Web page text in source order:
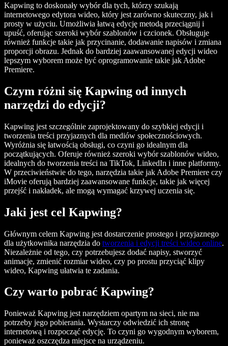
Kapwing to doskonały wybór dla tych, którzy szukają
internetowego edytora wideo, który jest zarówno skuteczny, jak i
prosty w użyciu. Umożliwia łatwą edycję metodą przeciągnij i
upuść, oferując szeroki wybór szablonów i czcionek. Obsługuje
również funkcje takie jak przycinanie, dodawanie napisów i zmiana
proporcji obrazu. Jednak do bardziej zaawansowanej edycji wideo
lepszym wyborem może być oprogramowanie takie jak Adobe
Premiere.
Czym różni się Kapwing od innych
narzędzi do edycji?
Kapwing jest szczególnie zaprojektowany do szybkiej edycji i
tworzenia treści przyjaznych dla mediów społecznościowych.
Wyróżnia się łatwością obsługi, co czyni go idealnym dla
początkujących. Oferuje również szeroki wybór szablonów wideo,
idealnych do tworzenia treści na TikTok, LinkedIn i inne platformy.
W przeciwieństwie do tego, narzędzia takie jak Adobe Premiere czy
iMovie oferują bardziej zaawansowane funkcje, takie jak więcej
przejść i nakładek, ale mogą wymagać krzywej uczenia się.
Jaki jest cel Kapwing?
Głównym celem Kapwing jest dostarczenie prostego i przyjaznego
dla użytkownika narzędzia do tworzenia i edycji treści wideo online.
Niezależnie od tego, czy potrzebujesz dodać napisy, stworzyć
animacje, zmienić rozmiar wideo, czy po prostu przyciąć klipy
wideo, Kapwing ułatwia te zadania.
Czy warto pobrać Kapwing?
Ponieważ Kapwing jest narzędziem opartym na sieci, nie ma
potrzeby jego pobierania. Wystarczy odwiedzić ich stronę
internetową i rozpocząć edycję. To czyni go wygodnym wyborem,
ponieważ oszczędza miejsce na urządzeniu.